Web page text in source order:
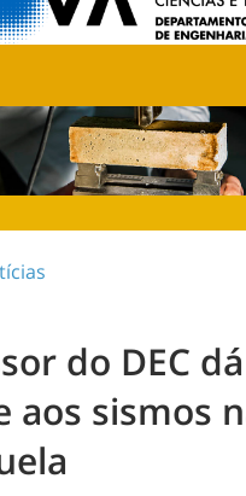
do DEC
aos sismos